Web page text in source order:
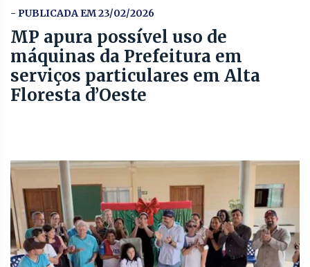
- PUBLICADA EM 23/02/2026
MP apura possível uso de
máquinas da Prefeitura em
serviços particulares em Alta
Floresta d’Oeste